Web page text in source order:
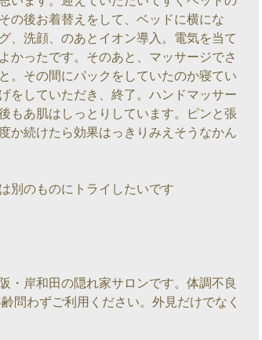
の後お着替えをして、ベッドに横にな
、洗顔、のあとイオン導入。電気を当て
かったです。そのあと、マッサージでさ
。その間にパックをしていたのか寝てい
をしていただき、終了。ハンドマッサー
もあ肌はしっとりしています。ピンと張
か続けたら効果はっきりみえそうなかん
別のものにトライしたいです
・岸和田の隠れ家サロンです。体調不良
問わずご利用ください。外見だけでなく